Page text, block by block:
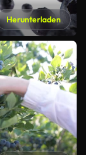
Herunterladen